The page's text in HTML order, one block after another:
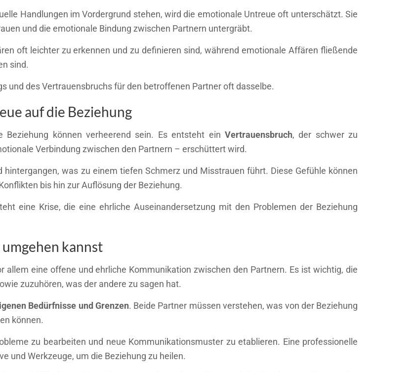
Handlungen im Vordergrund stehen, wird die emotionale Untreue oft unterschätzt. Sie
und die emotionale Bindung zwischen Partnern untergräbt.
oft leichter zu erkennen und zu definieren sind, während emotionale Affären fließende
sind.
und des Vertrauensbruchs für den betroffenen Partner oft dasselbe.
auf die Beziehung
können verheerend sein. Es entsteht ein Vertrauensbruch, der schwer zu
Verbindung zwischen den Partnern – erschüttert wird.
was zu einem tiefen Schmerz und Misstrauen führt. Diese Gefühle können
bis hin zur Auflösung der Beziehung.
eine Krise, die eine ehrliche Auseinandersetzung mit den Problemen der Beziehung
kannst
allem eine offene und ehrliche Kommunikation zwischen den Partnern. Es ist wichtig, die
zuzuhören, was der andere zu sagen hat.
Bedürfnisse und Grenzen. Beide Partner müssen verstehen, was von der Beziehung
können.
zu bearbeiten und neue Kommunikationsmuster zu etablieren. Eine professionelle
und Werkzeuge, um die Beziehung zu heilen.